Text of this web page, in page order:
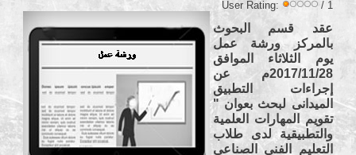
User Rating:
/ 1
عقد قسم البحوث
بالمركز ورشة عمل
يوم الثلاثاء الموافق
2017/11/28م عن
إجراءات التطبيق
الميدانى لبحث بعوان "
تقويم المهارات العلمية
والتطبيقية لدى طلاب
التعليم الفنى الصناعى